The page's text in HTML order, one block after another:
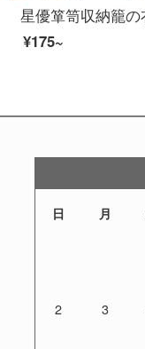
¥175~
日 月
2 3